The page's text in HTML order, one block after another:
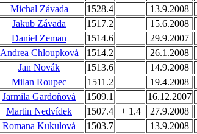
Michal Závada 1528.4 13.9.2008
Jakub Závada 1517.2 15.6.2008
Daniel Zeman 1514.6 29.9.2007
Andrea Chloupková 1514.2 26.1.2008
Jan Novák 1513.6 14.9.2008
Milan Roupec 1511.2 19.4.2008
Jarmila Gardoňová 1509.1 16.12.2007
Martin Nedvídek 1507.4 + 1.4 27.9.2008
Romana Kukulová 1503.7 13.9.2008